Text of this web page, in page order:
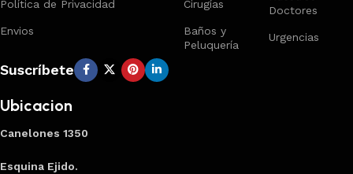
Política de Privacidad
Envios
Cirugías
Baños y
Peluquería
Doctores
Urgencias
Suscríbete
Ubicacion
Canelones 1350
Esquina Ejido.